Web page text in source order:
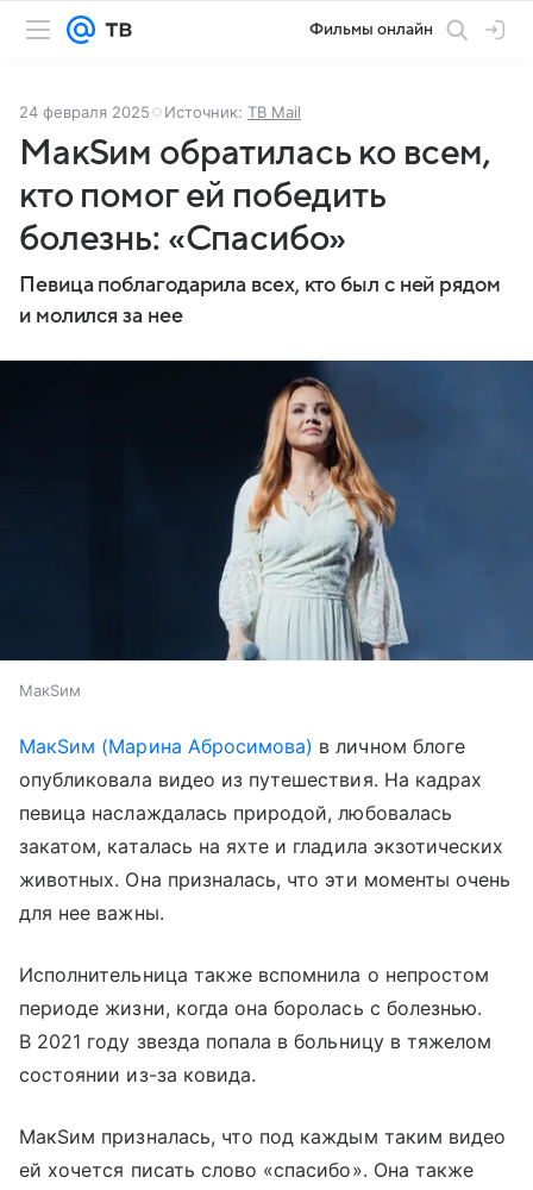
Фильмы онлайн
24 февраля 2025 Источник: ТВ Mail
МакSим обратилась ко всем,
кто помог ей победить
болезнь: «Спасибо»
Певица поблагодарила всех, кто был с ней рядом
и молился за нее
МакSим
МакSим (Марина Абросимова) в личном блоге
опубликовала видео из путешествия. На кадрах
певица наслаждалась природой, любовалась
закатом, каталась на яхте и гладила экзотических
животных. Она призналась, что эти моменты очень
для нее важны.
Исполнительница также вспомнила о непростом
периоде жизни, когда она боролась с болезнью.
В 2021 году звезда попала в больницу в тяжелом
состоянии из-за ковида.
МакSим призналась, что под каждым таким видео
ей хочется писать слово «спасибо». Она также